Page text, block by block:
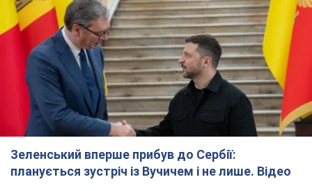
Зеленський вперше прибув до Сербії:
планується зустріч із Вучичем і не лише. Відео